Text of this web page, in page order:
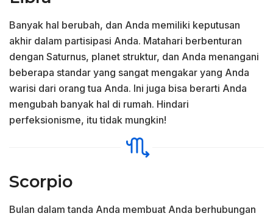
Banyak hal berubah, dan Anda memiliki keputusan
akhir dalam partisipasi Anda. Matahari berbenturan
dengan Saturnus, planet struktur, dan Anda menangani
beberapa standar yang sangat mengakar yang Anda
warisi dari orang tua Anda. Ini juga bisa berarti Anda
mengubah banyak hal di rumah. Hindari
perfeksionisme, itu tidak mungkin!
Scorpio
Bulan dalam tanda Anda membuat Anda berhubungan